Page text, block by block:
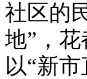
社区的
地”，
以“新